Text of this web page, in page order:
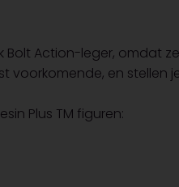
Action-leger, omdat
en
Plus TM figuren: